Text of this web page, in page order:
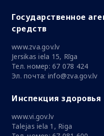
Государственное
средств
www.zva.gov.lv
Jersikas iela 15, Rīga
Тел. номер: 67 078 424
Эл. почта: info@zva.gov.lv
Инспекция здоровья
www.vi.gov.lv
Talejas iela 1, Riga